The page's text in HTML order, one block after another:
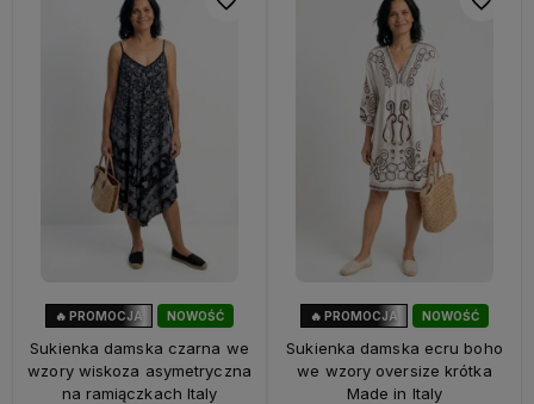
NOWOŚĆ
🔥 PROMOCJA
Sukienka damska czarna we
wzory wiskoza asymetryczna
na ramiączkach Italy
NOWOŚĆ
🔥 PROMOCJA
Sukienka damska ecru boho
we wzory oversize krótka
Made in Italy